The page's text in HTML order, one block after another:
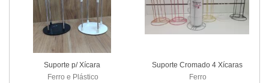
Suporte p/ Xícara
Ferro e Plástico
Suporte Cromado 4 Xícaras
Ferro